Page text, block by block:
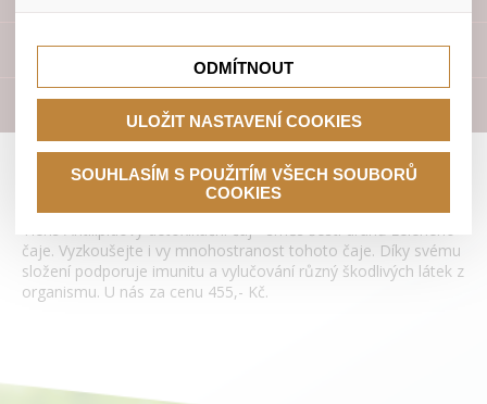
Přístroje
Antilipidový detoxikační čaj Tianshi
Tiens Antilipidový detoxikační čaj - směs šesti druhů zeleného
čaje. Vyzkoušejte i vy mnohostranost tohoto čaje. Díky svému
složení podporuje imunitu a vylučování různý škodlivých látek z
organismu. U nás za cenu 455,- Kč.
se nevhodným doporučením produktů či jiným
nedůležitým nabídkám.
marketingové kampaně.
ODMÍTNOUT
ULOŽIT NASTAVENÍ COOKIES
SOUHLASÍM S POUŽITÍM VŠECH SOUBORŮ
COOKIES